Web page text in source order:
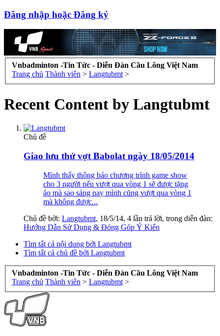
Đăng nhập hoặc Đăng ký
Vnbadminton -Tin Tức - Diễn Đàn Cầu Lông Việt Nam
Trang chủ Thành viên > Langtubmt >
Recent Content by Langtubmt
Chủ đề
Giao lưu thử vợt Babolat ngày 18/05/2014
Mình thấy thông báo chương trình game show
cho 3 người nếu vượt qua vòng 1 sẽ được tặng
áo mà sao sáng nay mình cũng vượt qua vòng 1
mà không được...
Chủ đề bởi: Langtubmt, 18/5/14, 4 lần trả lời, trong diễn đàn:
Hướng Dẫn Sử Dụng & Đóng Góp Ý Kiến
Tìm tất cả nội dung bởi Langtubmt
Tìm tất cả chủ đề bởi Langtubmt
Vnbadminton -Tin Tức - Diễn Đàn Cầu Lông Việt Nam
Trang chủ Thành viên > Langtubmt >